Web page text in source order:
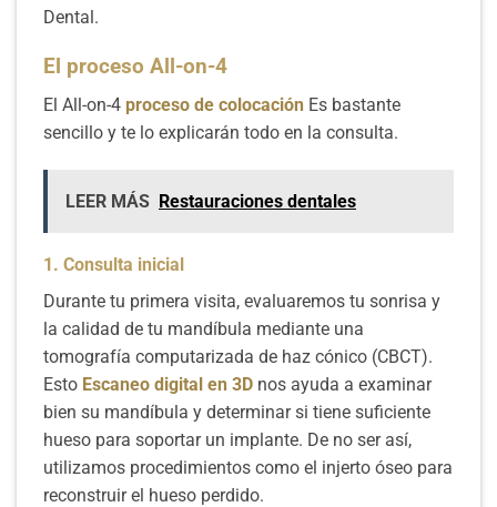
Dental.
El proceso All-on-4
El All-on-4 proceso de colocación Es bastante
sencillo y te lo explicarán todo en la consulta.
LEER MÁS Restauraciones dentales
1. Consulta inicial
Durante tu primera visita, evaluaremos tu sonrisa y
la calidad de tu mandíbula mediante una
tomografía computarizada de haz cónico (CBCT).
Esto Escaneo digital en 3D nos ayuda a examinar
bien su mandíbula y determinar si tiene suficiente
hueso para soportar un implante. De no ser así,
utilizamos procedimientos como el injerto óseo para
reconstruir el hueso perdido.